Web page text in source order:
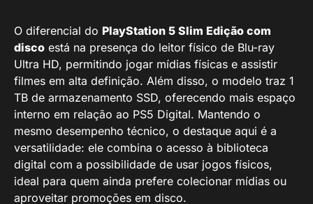
O diferencial do PlayStation 5 Slim Edição com
disco está na presença do leitor físico de Blu-ray
Ultra HD, permitindo jogar mídias físicas e assistir
filmes em alta definição. Além disso, o modelo traz 1
TB de armazenamento SSD, oferecendo mais espaço
interno em relação ao PS5 Digital. Mantendo o
mesmo desempenho técnico, o destaque aqui é a
versatilidade: ele combina o acesso à biblioteca
digital com a possibilidade de usar jogos físicos,
ideal para quem ainda prefere colecionar mídias ou
aproveitar promoções em disco.